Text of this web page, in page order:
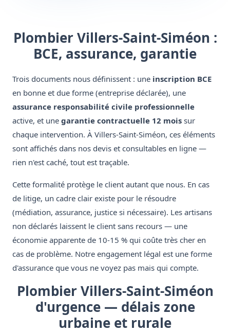
Plombier Villers-Saint-Siméon :
BCE, assurance, garantie
Trois documents nous définissent : une inscription BCE
en bonne et due forme (entreprise déclarée), une
assurance responsabilité civile professionnelle
active, et une garantie contractuelle 12 mois sur
chaque intervention. À Villers-Saint-Siméon, ces éléments
sont affichés dans nos devis et consultables en ligne —
rien n'est caché, tout est traçable.
Cette formalité protège le client autant que nous. En cas
de litige, un cadre clair existe pour le résoudre
(médiation, assurance, justice si nécessaire). Les artisans
non déclarés laissent le client sans recours — une
économie apparente de 10-15 % qui coûte très cher en
cas de problème. Notre engagement légal est une forme
d'assurance que vous ne voyez pas mais qui compte.
Plombier Villers-Saint-Siméon
d'urgence — délais zone
urbaine et rurale